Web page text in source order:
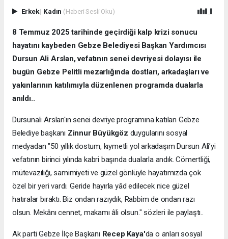
Erkek| Kadın (Haberi Sesli Oku)
8 Temmuz 2025 tarihinde geçirdiği kalp krizi sonucu
hayatını kaybeden Gebze Belediyesi Başkan Yardımcısı
Dursun Ali Arslan, vefatının senei devriyesi dolayısı ile
bugün Gebze Pelitli mezarlığında dostları, arkadaşları ve
yakınlarının katılımıyla düzenlenen programda dualarla
anıldı..
Dursunali Arslan'ın senei devriye programına katılan Gebze
Belediye başkanı Zinnur Büyükgöz duygularını sosyal
medyadan "50 yıllık dostum, kıymetli yol arkadaşım Dursun Ali’yi
vefatının birinci yılında kabri başında dualarla andık. Cömertliği,
mütevazılığı, samimiyeti ve güzel gönlüyle hayatımızda çok
özel bir yeri vardı. Geride hayırla yâd edilecek nice güzel
hatıralar bıraktı. Biz ondan razıydık, Rabbim de ondan razı
olsun. Mekânı cennet, makamı âli olsun." sözleri ile paylaştı..
Ak parti Gebze İlçe Başkanı Recep Kaya'da o anları sosyal